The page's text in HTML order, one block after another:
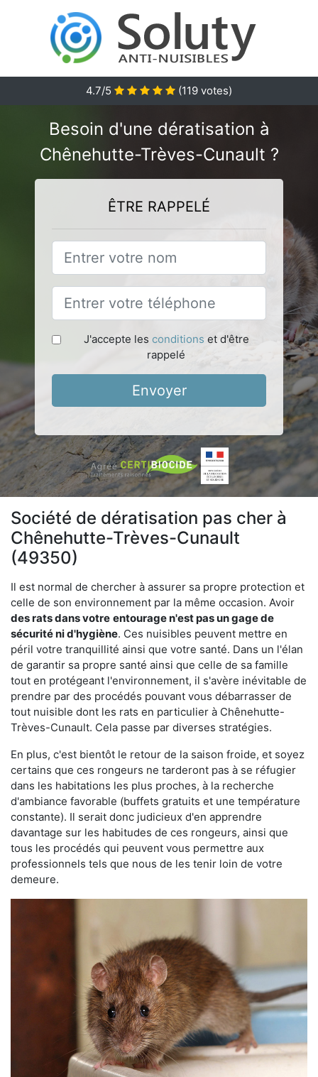
4.7/5 (119 votes)
Besoin d'une dératisation à
Chênehutte-Trèves-Cunault ?
ÊTRE RAPPELÉ
J'accepte les conditions et d'être
rappelé
Envoyer
Société de dératisation pas cher à
Chênehutte-Trèves-Cunault
(49350)
Il est normal de chercher à assurer sa propre protection et
celle de son environnement par la même occasion. Avoir
des rats dans votre entourage n'est pas un gage de
sécurité ni d'hygiène. Ces nuisibles peuvent mettre en
péril votre tranquillité ainsi que votre santé. Dans un l'élan
de garantir sa propre santé ainsi que celle de sa famille
tout en protégeant l'environnement, il s'avère inévitable de
prendre par des procédés pouvant vous débarrasser de
tout nuisible dont les rats en particulier à Chênehutte-
Trèves-Cunault. Cela passe par diverses stratégies.
En plus, c'est bientôt le retour de la saison froide, et soyez
certains que ces rongeurs ne tarderont pas à se réfugier
dans les habitations les plus proches, à la recherche
d'ambiance favorable (buffets gratuits et une température
constante). Il serait donc judicieux d'en apprendre
davantage sur les habitudes de ces rongeurs, ainsi que
tous les procédés qui peuvent vous permettre aux
professionnels tels que nous de les tenir loin de votre
demeure.